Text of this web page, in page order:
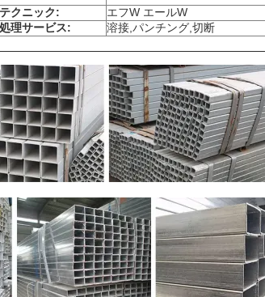
テクニック:
エフW エールW
処理サービス:
溶接,パンチング,切断